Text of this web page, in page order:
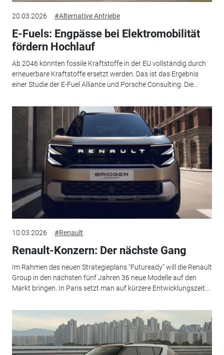
20.03.2026 #Alternative Antriebe
E-Fuels: Engpässe bei Elektromobilität
fördern Hochlauf
Ab 2046 könnten fossile Kraftstoffe in der EU vollständig durch
erneuerbare Kraftstoffe ersetzt werden. Das ist das Ergebnis
einer Studie der E-Fuel Alliance und Porsche Consulting. Die...
10.03.2026 #Renault
Renault-Konzern: Der nächste Gang
Im Rahmen des neuen Strategieplans "Futuready" will die Renault
Group in den nächsten fünf Jahren 36 neue Modelle auf den
Markt bringen. In Paris setzt man auf kürzere Entwicklungszeit...